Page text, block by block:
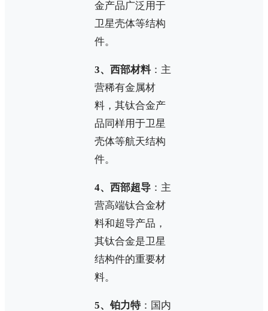
金产品广泛用于
卫星壳体等结构
件。
3、西部材料：主
营稀有金属材
料，其钛合金产
品同样用于卫星
壳体等航天结构
件。
4、西部超导 ：主
营高端钛合金材
料和超导产品，
其钛合金是卫星
结构件的重要材
料。
5、铂力特：国内